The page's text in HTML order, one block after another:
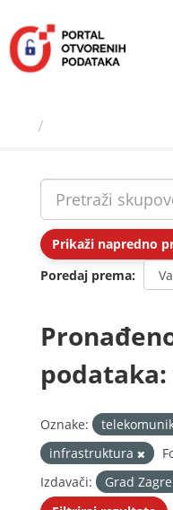
sadržaj
Prikaži napredno
Poredaj prema
podataka:
Oznake:
infrastruktura
Izdavači:
Grad